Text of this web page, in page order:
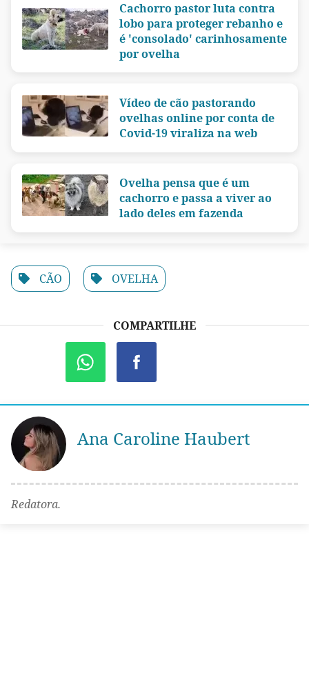
Cachorro pastor luta contra
lobo para proteger rebanho e
é 'consolado' carinhosamente
por ovelha
Vídeo de cão pastorando
ovelhas online por conta de
Covid-19 viraliza na web
Ovelha pensa que é um
cachorro e passa a viver ao
lado deles em fazenda
CÃO OVELHA
COMPARTILHE
Ana Caroline Haubert
Redatora.